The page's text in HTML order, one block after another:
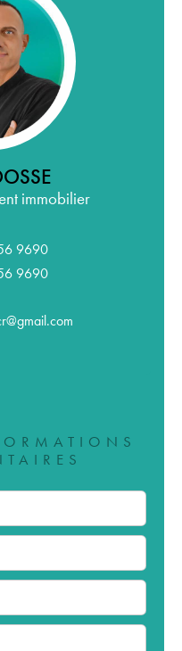
immobilier
9690
9690